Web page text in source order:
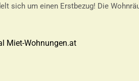
sich um einen Erstbezug! Die
Miet-Wohnungen.at